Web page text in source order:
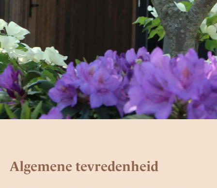
Algemene tevredenheid